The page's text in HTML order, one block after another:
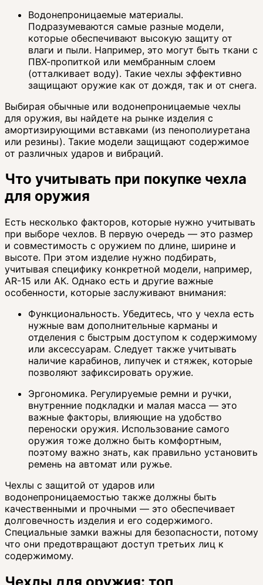
Водонепроницаемые материалы.
Подразумеваются самые разные модели,
которые обеспечивают высокую защиту от
влаги и пыли. Например, это могут быть ткани с
ПВХ-пропиткой или мембранным слоем
(отталкивает воду). Такие чехлы эффективно
защищают оружие как от дождя, так и от снега.
Выбирая обычные или водонепроницаемые чехлы
для оружия, вы найдете на рынке изделия с
амортизирующими вставками (из пенополиуретана
или резины). Такие модели защищают содержимое
от различных ударов и вибраций.
Что учитывать при покупке чехла
для оружия
Есть несколько факторов, которые нужно учитывать
при выборе чехлов. В первую очередь — это размер
и совместимость с оружием по длине, ширине и
высоте. При этом изделие нужно подбирать,
учитывая специфику конкретной модели, например,
AR-15 или АК. Однако есть и другие важные
особенности, которые заслуживают внимания:
Функциональность. Убедитесь, что у чехла есть
нужные вам дополнительные карманы и
отделения с быстрым доступом к содержимому
или аксессуарам. Следует также учитывать
наличие карабинов, липучек и стяжек, которые
позволяют зафиксировать оружие.
Эргономика. Регулируемые ремни и ручки,
внутренние подкладки и малая масса — это
важные факторы, влияющие на удобство
переноски оружия. Использование самого
оружия тоже должно быть комфортным,
поэтому важно знать, как правильно установить
ремень на автомат или ружье.
Чехлы с защитой от ударов или
водонепроницаемостью также должны быть
качественными и прочными — это обеспечивает
долговечность изделия и его содержимого.
Специальные замки важны для безопасности, потому
что они предотвращают доступ третьих лиц к
содержимому.